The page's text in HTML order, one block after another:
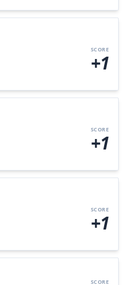
SCORE
+1
SCORE
+1
SCORE
+1
SCORE